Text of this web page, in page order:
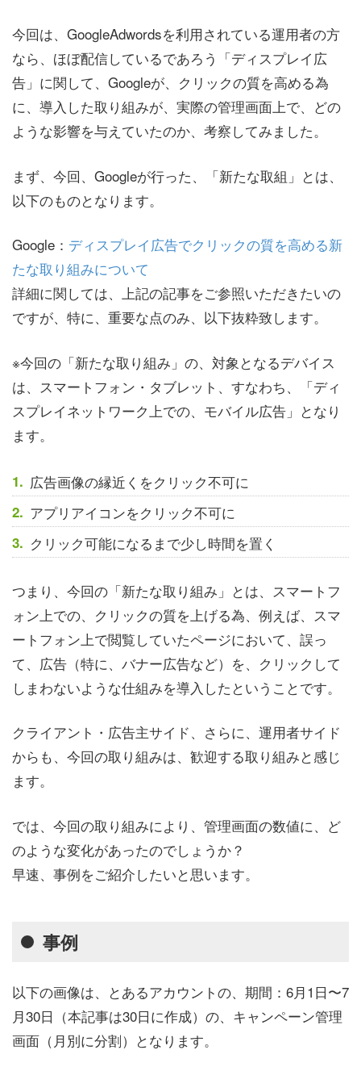
今回は、GoogleAdwordsを利用されている運用者の方
なら、ほぼ配信しているであろう「ディスプレイ広
告」に関して、Googleが、クリックの質を高める為
に、導入した取り組みが、実際の管理画面上で、どの
ような影響を与えていたのか、考察してみました。
まず、今回、Googleが行った、「新たな取組」とは、
以下のものとなります。
Google： ディスプレイ広告でクリックの質を高める新
たな取り組みについて
詳細に関しては、上記の記事をご参照いただきたいの
ですが、特に、重要な点のみ、以下抜粋致します。
※今回の「新たな取り組み」の、対象となるデバイス
は、スマートフォン・タブレット、すなわち、「ディ
スプレイネットワーク上での、モバイル広告」となり
ます。
広告画像の縁近くをクリック不可に
アプリアイコンをクリック不可に
クリック可能になるまで少し時間を置く
つまり、今回の「新たな取り組み」とは、スマートフ
ォン上での、クリックの質を上げる為、例えば、スマ
ートフォン上で閲覧していたページにおいて、誤っ
て、広告（特に、バナー広告など）を、クリックして
しまわないような仕組みを導入したということです。
クライアント・広告主サイド、さらに、運用者サイド
からも、今回の取り組みは、歓迎する取り組みと感じ
ます。
では、今回の取り組みにより、管理画面の数値に、ど
のような変化があったのでしょうか？
早速、事例をご紹介したいと思います。
事例
以下の画像は、とあるアカウントの、期間：6月1日〜7
月30日（本記事は30日に作成）の、キャンペーン管理
画面（月別に分割）となります。